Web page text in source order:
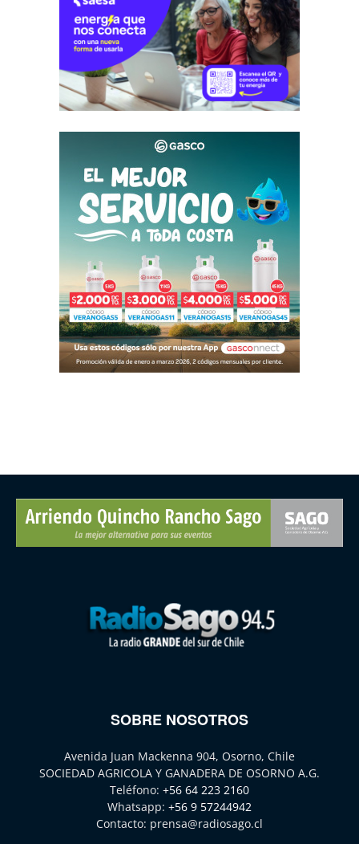
SOBRE NOSOTROS
Avenida Juan Mackenna 904, Osorno, Chile
SOCIEDAD AGRICOLA Y GANADERA DE OSORNO A.G.
Teléfono: +56 64 223 2160
Whatsapp: +56 9 57244942
Contacto: prensa@radiosago.cl